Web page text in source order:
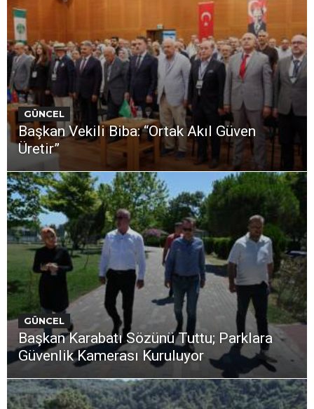
GÜNCEL
Başkan Vekili Biba: “Ortak Akıl Güven
Üretir”
GÜNCEL
Başkan Karabatı Sözünü Tuttu; Parklara
Güvenlik Kamerası Kuruluyor